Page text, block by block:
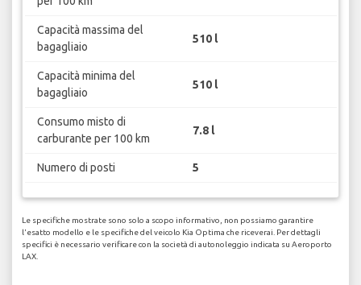
Capacità massima del
bagagliaio
510 l
Capacità minima del
bagagliaio
510 l
Consumo misto di
carburante per 100 km
7.8 l
Numero di posti 5
Le specifiche mostrate sono solo a scopo informativo, non possiamo garantire
l'esatto modello e le specifiche del veicolo Kia Optima che riceverai. Per dettagli
specifici è necessario verificare con la società di autonoleggio indicata su Aeroporto
LAX.